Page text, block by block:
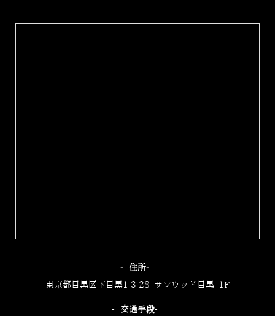
‐住所‐
東京都目黒区下目黒1-3-28 サンウッド目黒 1F
‐交通手段‐